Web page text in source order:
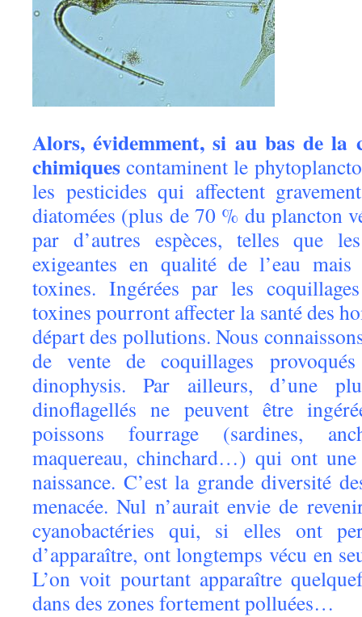
Alors, évidemment, si au bas de la
chimiques contaminent le
les pesticides qui affectent
diatomées (plus de 70 % du plancton
par d’autres espèces, telles que
exigeantes en qualité de l’eau mais
toxines. Ingérées par les
toxines pourront affecter la santé des
départ des pollutions. Nous
de vente de coquillages
dinophysis. Par ailleurs, d’une
dinoflagellés ne peuvent être
poissons fourrage (sardines,
maquereau, chinchard…) qui ont
naissance. C’est la grande diversité
menacée. Nul n’aurait envie de
cyanobactéries qui, si elles ont
d’apparaître, ont longtemps vécu en
L’on voit pourtant apparaître
dans des zones fortement polluées…